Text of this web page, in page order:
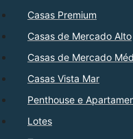
Casas Premium
Casas de Mercado Alto
Casas de Mercado
Casas Vista Mar
Penthouse e
Lotes